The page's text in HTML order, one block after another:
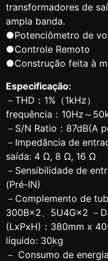
transformadores de
ampla banda.
●Potenciômetro de
●Controle Remoto
●Construção feita à
Especificação:
－THD：1%（1kHz）
frequência：10Hz～
－S/N Ratio：87dB(A
－Impedância de
saída: 4 Ω, 8 Ω, 16 Ω
－Sensibilidade de
(Pré-IN)
－Complemento de
300B×2、5U4G×2 －
(LxPxH)：380mm x
líquido: 30kg
－ Consumo de